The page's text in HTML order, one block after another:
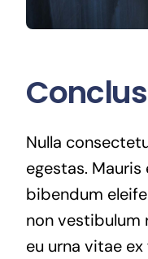
Nulla
egestas.
bibendum
non vestibulum
eu urna vitae